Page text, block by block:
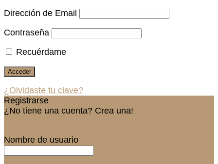
Dirección de Email
Contraseña
Recuérdame
¿Olvidaste tu clave?
Registrarse
¿No tiene una cuenta? Crea una!
Nombre de usuario